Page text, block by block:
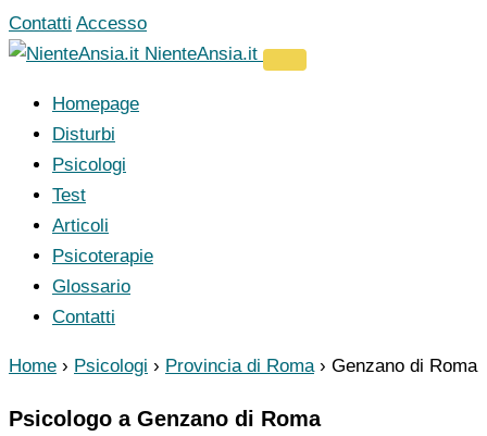
Vai
al
Contatti Accesso
NienteAnsia.it
Homepage
Disturbi
Psicologi
Test
Articoli
Psicoterapie
Glossario
Contatti
Home › Psicologi › Provincia di Roma › Genzano di Roma
Psicologo a Genzano di Roma